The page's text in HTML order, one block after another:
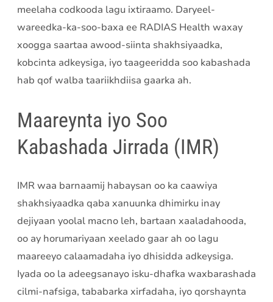
meelaha codkooda lagu ixtiraamo. Daryeel-
wareedka-ka-soo-baxa ee RADIAS Health waxay
xoogga saartaa awood-siinta shakhsiyaadka,
kobcinta adkeysiga, iyo taageeridda soo kabashada
hab qof walba taariikhdiisa gaarka ah.
Maareynta iyo Soo
Kabashada Jirrada (IMR)
IMR waa barnaamij habaysan oo ka caawiya
shakhsiyaadka qaba xanuunka dhimirku inay
dejiyaan yoolal macno leh, bartaan xaaladahooda,
oo ay horumariyaan xeelado gaar ah oo lagu
maareeyo calaamadaha iyo dhisidda adkeysiga.
Iyada oo la adeegsanayo isku-dhafka waxbarashada
cilmi-nafsiga, tababarka xirfadaha, iyo qorshaynta